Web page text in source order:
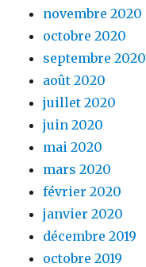
novembre 2020
octobre 2020
septembre 2020
août 2020
juillet 2020
juin 2020
mai 2020
mars 2020
février 2020
janvier 2020
décembre 2019
octobre 2019